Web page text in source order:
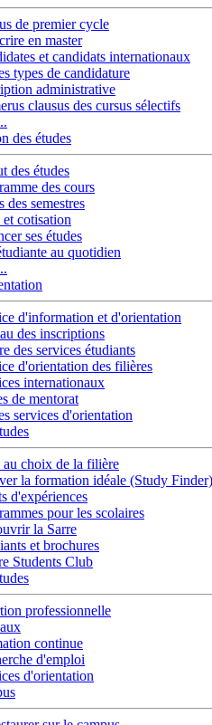
de premier cycle
en master
et candidats internationaux
types de candidature
administrative
clausus des cursus sélectifs
des études
des études
des cours
des semestres
et cotisation
ses études
au quotidien
d'information et d'orientation
des inscriptions
des services étudiants
d'orientation des filières
internationaux
de mentorat
services d'orientation
choix de la filière
la formation idéale (Study Finder)
d'expériences
pour les scolaires
la Sarre
et brochures
Students Club
professionnelle
continue
d'emploi
d'orientation